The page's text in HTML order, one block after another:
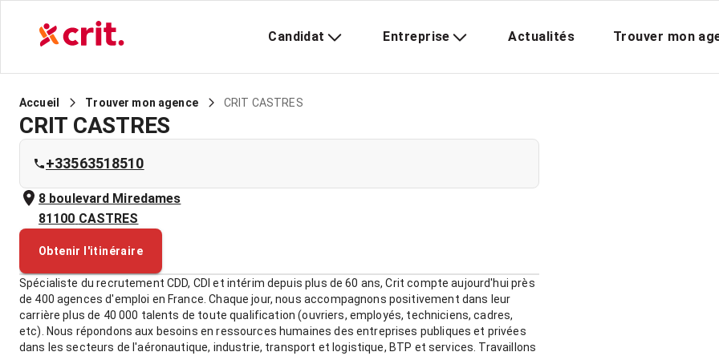
Candidat Entreprise Actualités Trouver mon
Accueil Trouver mon agence CRIT CASTRES
CRIT CASTRES
+33563518510
8 boulevard Miredames
81100 CASTRES
Obtenir l'itinéraire
Spécialiste du recrutement CDD, CDI et intérim depuis plus de 60 ans, Crit compte aujourd'hui près
de 400 agences d'emploi en France. Chaque jour, nous accompagnons positivement dans leur
carrière plus de 40 000 talents de toute qualification (ouvriers, employés, techniciens, cadres,
etc). Nous répondons aux besoins en ressources humaines des entreprises publiques et privées
dans les secteurs de l'aéronautique, industrie, transport et logistique, BTP et services. Travaillons